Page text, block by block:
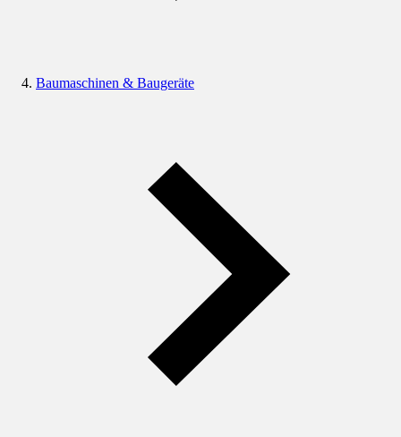
Baumaschinen & Baugeräte